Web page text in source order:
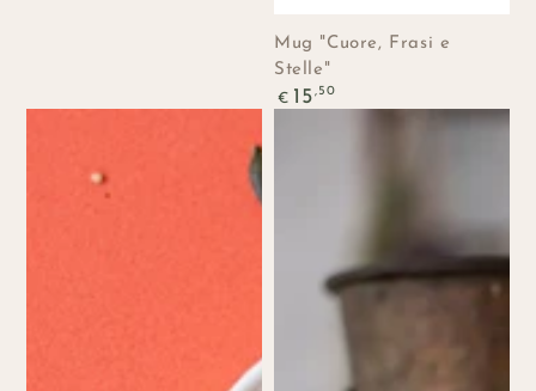
Mug "Cuore, Frasi e
Stelle"
Prezzo
regolare
€ 15,50